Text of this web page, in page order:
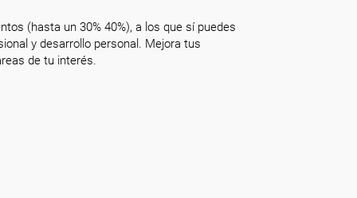
(hasta un 30% 40%), a los que sí puedes
y desarrollo personal. Mejora tus
de tu interés.